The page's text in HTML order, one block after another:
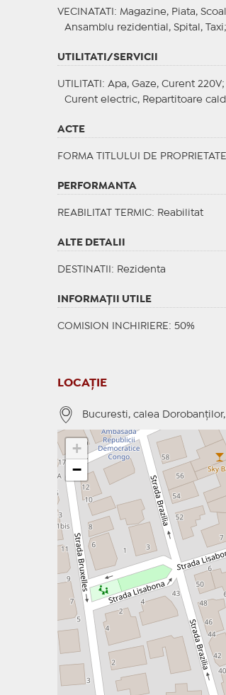
VECINATATI
: Magazine, Piata,
Ansamblu rezidential, Spital, Taxi;
UTILITATI/SERVICII
UTILITATI : Apa, Gaze, Curent 220V;
Curent electric, Repartitoare
ACTE
FORMA TITLULUI DE PROPRIETATE
PERFORMANTA
REABILITAT TERMIC: Reabilitat
ALTE DETALII
DESTINATII : Rezidenta
INFORMAŢII UTILE
COMISION INCHIRIERE: 50%
LOCAȚIE
Bucuresti, calea Dorobanţilor,
+
−